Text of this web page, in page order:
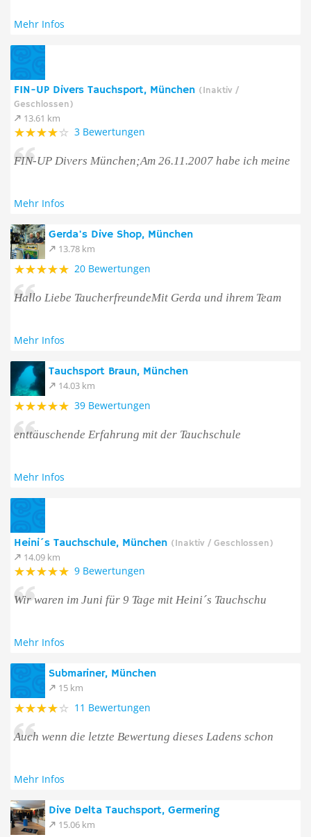
Mehr Infos
FIN-UP Divers Tauchsport, München (Inaktiv /
Geschlossen)
13.61 km
3 Bewertungen
FIN-UP Divers München;Am 26.11.2007 habe ich meine
Mehr Infos
Gerda's Dive Shop, München
13.78 km
20 Bewertungen
Hallo Liebe TaucherfreundeMit Gerda und ihrem Team
Mehr Infos
Tauchsport Braun, München
14.03 km
39 Bewertungen
enttäuschende Erfahrung mit der Tauchschule
Mehr Infos
Heini´s Tauchschule, München (Inaktiv / Geschlossen)
14.09 km
9 Bewertungen
Wir waren im Juni für 9 Tage mit Heini´s Tauchschu
Mehr Infos
Submariner, München
15 km
11 Bewertungen
Auch wenn die letzte Bewertung dieses Ladens schon
Mehr Infos
Dive Delta Tauchsport, Germering
15.06 km